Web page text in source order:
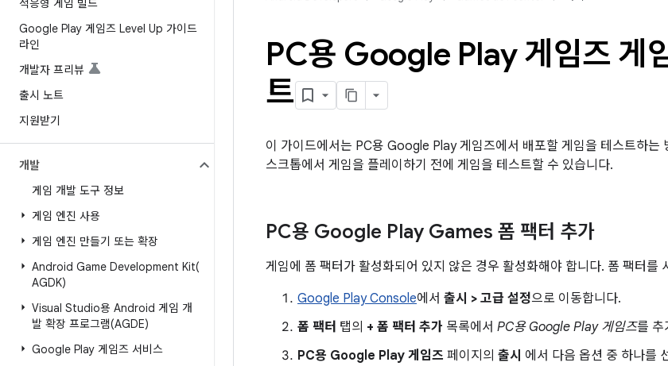
적응형 게임 빌드
Google Play 게임즈 Level Up 가이드
라인
개발자 프리뷰
출시 노트
지원받기
개발
게임 개발 도구 정보
게임 엔진 사용
게임 엔진 만들기 또는 확장
Android Game Development Kit(
AGDK)
Visual Studio용 Android 게임 개
발 확장 프로그램(AGDE)
Google Play 게임즈 서비스
PC용 Google Play 게임즈 게
트
이 가이드에서는 PC용 Google Play 게임즈에서 배포할 게임을 테스트하는
스크톱에서 게임을 플레이하기 전에 게임을 테스트할 수 있습니다.
PC용 Google Play Games 폼 팩터 추가
게임에 폼 팩터가 활성화되어 있지 않은 경우 활성화해야 합니다. 폼 팩터를
Google Play Console에서 출시 > 고급 설정으로 이동합니다.
폼 팩터 탭의 + 폼 팩터 추가 목록에서 PC용 Google Play 게임즈를 추
PC용 Google Play 게임즈 페이지의 출시 에서 다음 옵션 중 하나를